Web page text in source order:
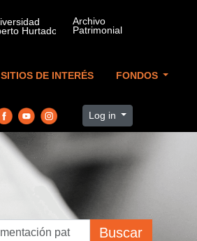
SITIOS DE INTERÉS FONDOS
Log in
Buscar